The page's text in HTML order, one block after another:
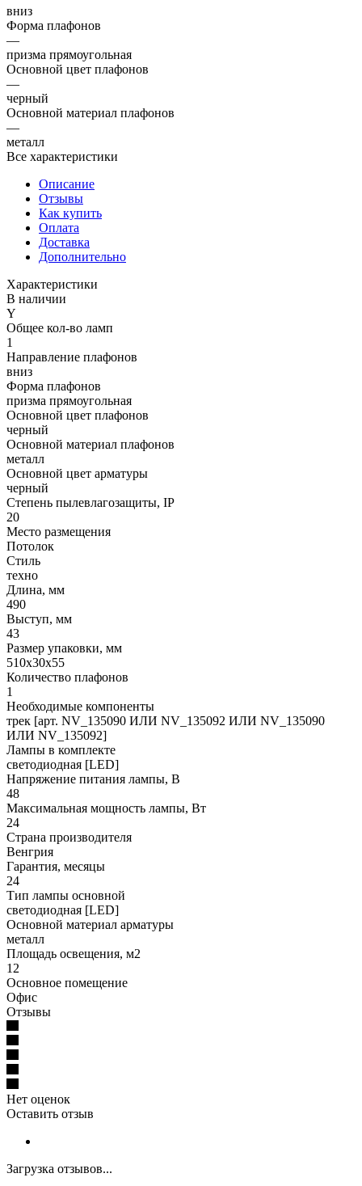
вниз
Форма плафонов
—
призма прямоугольная
Основной цвет плафонов
—
черный
Основной материал плафонов
—
металл
Все характеристики
Описание
Отзывы
Как купить
Оплата
Доставка
Дополнительно
Характеристики
В наличии
Y
Общее кол-во ламп
1
Направление плафонов
вниз
Форма плафонов
призма прямоугольная
Основной цвет плафонов
черный
Основной материал плафонов
металл
Основной цвет арматуры
черный
Степень пылевлагозащиты, IP
20
Место размещения
Потолок
Стиль
техно
Длина, мм
490
Выступ, мм
43
Размер упаковки, мм
510х30х55
Количество плафонов
1
Необходимые компоненты
трек [арт. NV_135090 ИЛИ NV_135092 ИЛИ NV_135090
ИЛИ NV_135092]
Лампы в комплекте
светодиодная [LED]
Напряжение питания лампы, В
48
Максимальная мощность лампы, Вт
24
Страна производителя
Венгрия
Гарантия, месяцы
24
Тип лампы основной
светодиодная [LED]
Основной материал арматуры
металл
Площадь освещения, м2
12
Основное помещение
Офис
Отзывы
Нет оценок
Оставить отзыв
Загрузка отзывов...